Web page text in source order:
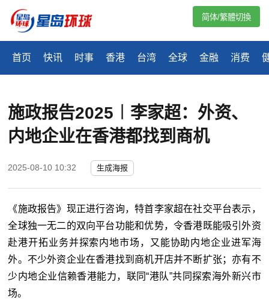
首页 快讯 时事 香港 台湾 全球 金融 消费
简体/繁體切換
施政报告2025︱李家超：外资、
内地企业在香港都找到商机
2025-08-10 10:32 生成海报
《施政报告》现正进行咨询，特首李家超在社交平台表示，
全球独一无二的双向平台功能和优势，令香港既能吸引外资
赴港开拓业务并探索内地市场，又能协助内地企业进军海
外。不少外资企业在香港找到商机开店并不断扩张；亦有不
少内地企业信赖香港能力，联同“港队”共同探索海外新兴市
场。